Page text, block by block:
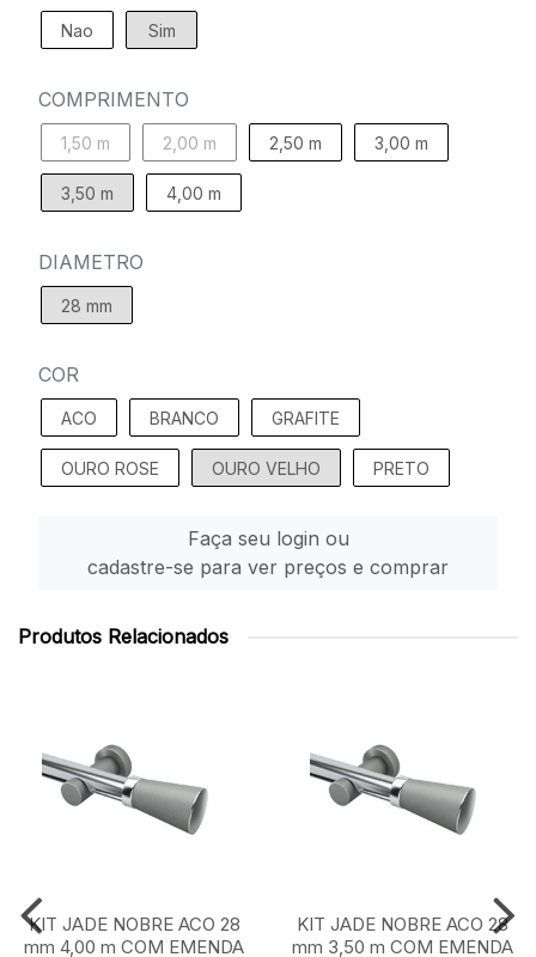
Nao Sim
COMPRIMENTO
1,50 m 2,00 m 2,50 m 3,00 m
3,50 m 4,00 m
DIAMETRO
28 mm
COR
ACO BRANCO GRAFITE
OURO ROSE OURO VELHO PRETO
Faça seu login ou
cadastre-se para ver preços e comprar
Produtos Relacionados
KIT JADE NOBRE ACO 28
mm 4,00 m COM EMENDA
KIT JADE NOBRE ACO 28
mm 3,50 m COM EMENDA